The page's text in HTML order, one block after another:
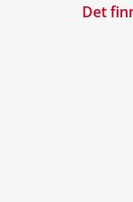
Det